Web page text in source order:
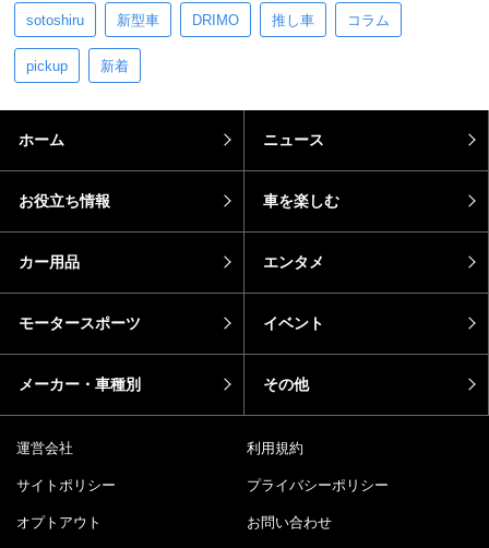
sotoshiru 新型車 DRIMO 推し車 コラム
pickup 新着
ホーム ニュース
お役立ち情報 車を楽しむ
カー用品 エンタメ
モータースポーツ イベント
メーカー・車種別 その他
運営会社 利用規約
サイトポリシー プライバシーポリシー
オプトアウト お問い合わせ